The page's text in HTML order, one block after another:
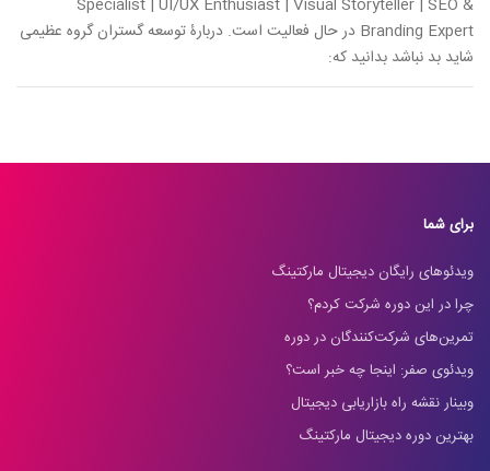
Specialist | UI/UX Enthusiast | Visual Storyteller | SEO &
Branding Expert در حال فعالیت است. دربارۀ توسعه گستران گروه عظیمی
شاید بد نباشد بدانید که:
برای شما
ویدئوهای رایگان دیجیتال مارکتینگ
چرا در این دوره شرکت کردم؟
تمرین‌های شرکت‌کنندگان در دوره
ویدئوی صفر: اینجا چه خبر است؟
وبینار نقشه راه بازاریابی دیجیتال
بهترین دوره دیجیتال مارکتینگ